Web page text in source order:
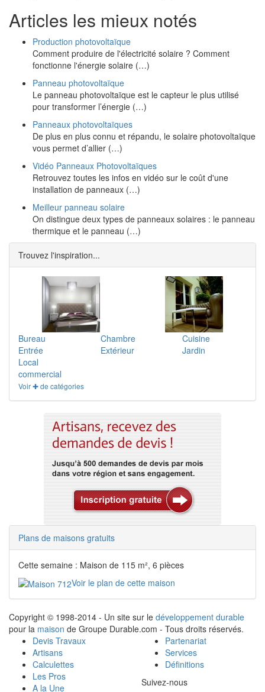
Articles les mieux notés
Production photovoltaïque
Comment produire de l'électricité solaire ? Comment
fonctionne l'énergie solaire (…)
Panneau photovoltaïque
Le panneau photovoltaïque est le capteur le plus utilisé
pour transformer l’énergie (…)
Panneaux photovoltaïques
De plus en plus connu et répandu, le solaire photovoltaïque
vous permet d’allier (…)
Vidéo Panneaux Photovoltaïques
Retrouvez toutes les infos en vidéo sur le coût d'une
installation de panneaux (…)
Meilleur panneau solaire
On distingue deux types de panneaux solaires : le panneau
thermique et le panneau (…)
Trouvez l'inspiration...
Bureau Chambre
Cuisine
Entrée
Extérieur
Jardin
Local
commercial
Voir ✚ de catégories
Plans de maisons gratuits
Cette semaine : Maison de 115 m², 6 pièces
Voir le plan de cette maison
Copyright © 1998-2014 - Un site sur le développement durable
pour la maison de Groupe Durable.com - Tous droits réservés.
Devis Travaux
Artisans
Calculettes
Les Pros
A la Une
Partenariat
Services
Définitions
Suivez-nous